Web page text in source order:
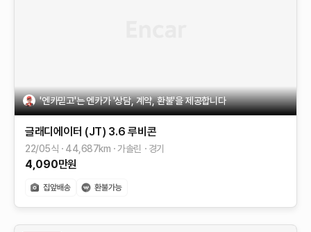
'엔카믿고'는 엔카가 '상담, 계약, 환불'을 제공합니다
글래디에이터 (JT) 3.6 루비콘
22/05식 44,687km 가솔린 경기
4,090만원